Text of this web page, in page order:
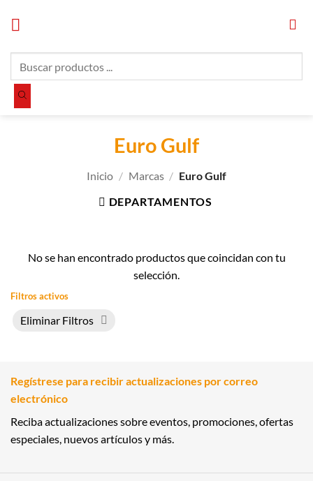
productos
Euro Gulf
Inicio / Marcas / Euro Gulf
DEPARTAMENTOS
No se han encontrado productos que coincidan con tu
selección.
Filtros activos
Eliminar Filtros
Regístrese para recibir actualizaciones por correo
electrónico
Reciba actualizaciones sobre eventos, promociones, ofertas
especiales, nuevos artículos y más.